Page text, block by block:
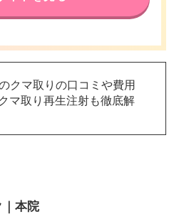
クマ取りの口コミや費用
マ取り再生注射も徹底解
本院